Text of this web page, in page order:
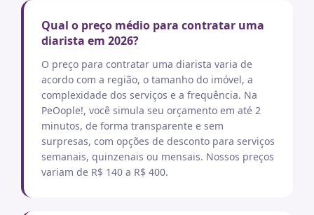
Qual o preço médio para contratar uma
diarista em 2026?
O preço para contratar uma diarista varia de
acordo com a região, o tamanho do imóvel, a
complexidade dos serviços e a frequência. Na
PeOople!, você simula seu orçamento em até 2
minutos, de forma transparente e sem
surpresas, com opções de desconto para serviços
semanais, quinzenais ou mensais. Nossos preços
variam de R$ 140 a R$ 400.